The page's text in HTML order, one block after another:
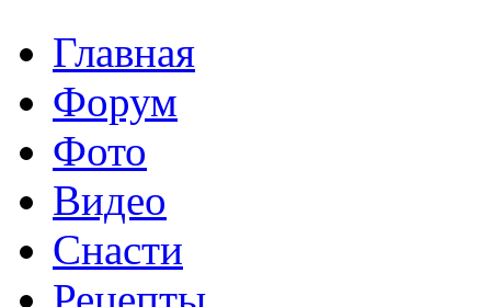
Главная
Форум
Фото
Видео
Снасти